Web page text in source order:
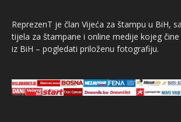
ReprezenT je član Vijeća za štampu u BiH,
tijela za štampane i online medije kojeg
iz BiH – pogledati priloženu fotografiju.